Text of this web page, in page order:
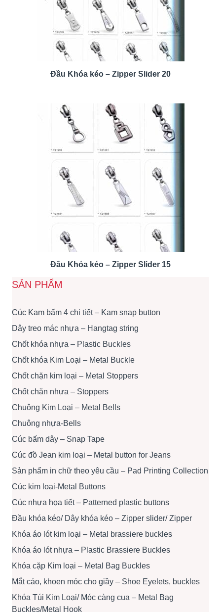
Đầu Khóa kéo – Zipper Slider 20
Đầu Khóa kéo – Zipper Slider 15
SẢN PHẨM
Cúc Kam bấm 4 chi tiết – Kam snap button
Dây treo mác nhựa – Hangtag string
Chốt khóa nhựa – Plastic Buckles
Chốt khóa Kim Loại – Metal Buckle
Chốt chặn kim loại – Metal Stoppers
Chốt chặn nhựa – Stoppers
Chuông Kim Loại – Metal Bells
Chuông nhựa-Bells
Cúc bấm dây – Snap Tape
Cúc đồ Jean kim loại – Metal button for Jeans
Sản phẩm in chữ theo yêu cầu – Pad Printing Collection
Cúc kim loại-Metal Buttons
Cúc nhựa họa tiết – Patterned plastic buttons
Đầu khóa kéo/ Dây khóa kéo – Zipper slider/ Zipper
Khóa áo lót kim loại – Metal brassiere buckles
Khóa áo lót nhựa – Plastic Brassiere Buckles
Khóa cặp Kim loại – Metal Bag Buckles
Mắt cáo, khoen móc cho giầy – Shoe Eyelets, buckles
Khóa Túi Kim Loại/ Móc càng cua – Metal Bag
Buckles/Metal Hook